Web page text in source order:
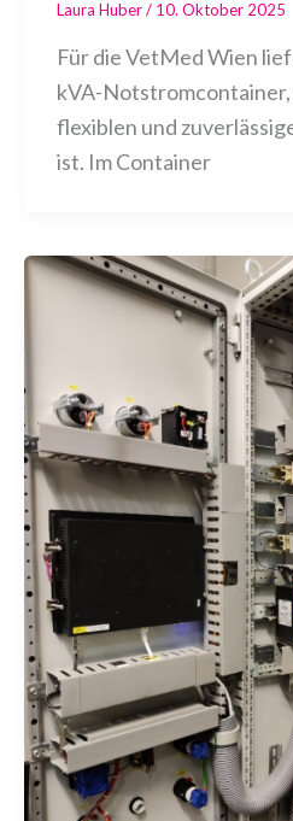
Laura Huber/ 10. Oktober 2025
Für die VetMed Wien
kVA-
flexiblen und
ist. Im Container